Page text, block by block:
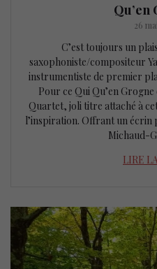
Qu’en
26
C’est toujours un
saxophoniste/compositeur
instrumentiste de premier
Pour ce Qui Qu’en
Quartet, joli titre attaché à
l’inspiration. Offrant un écrin
Michaud-
LIRE